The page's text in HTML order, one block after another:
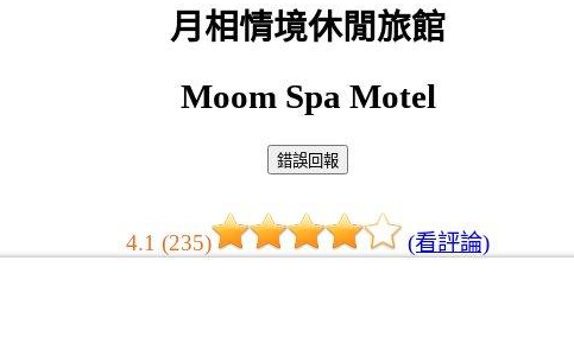
月相情境休閒旅館
Moom Spa Motel
4.1 (235)
(看評論)